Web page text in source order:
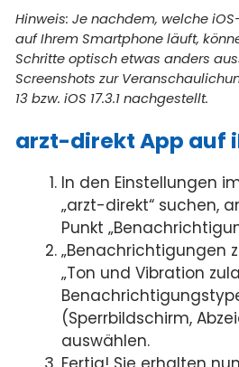
Hinweis: Je nachdem, welche
auf Ihrem Smartphone läuft,
Schritte optisch etwas anders
Screenshots zur
13 bzw. iOS 17.3.1 nachgestellt.
arzt-direkt App auf
In den Einstellungen
„arzt-direkt“ suchen,
Punkt
„Benachrichtigungen
„Ton und Vibration
(Sperrbildschirm,
auswählen.